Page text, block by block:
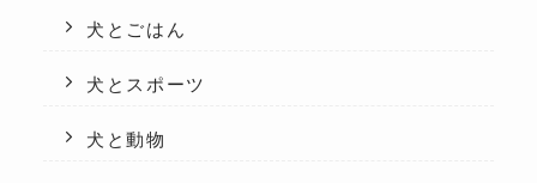
犬とごはん
犬とスポーツ
犬と動物